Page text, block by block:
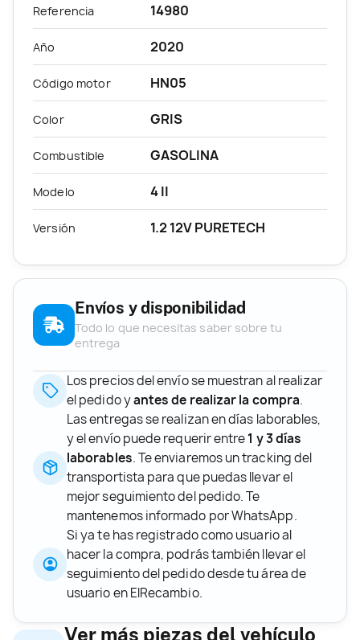
Referencia 14980
Año 2020
Código motor HN05
Color GRIS
Combustible GASOLINA
Modelo 4 II
Versión 1.2 12V PURETECH
Envíos y disponibilidad
Todo lo que necesitas saber sobre tu
entrega
Los precios del envío se muestran al realizar
el pedido yantes de realizar la compra.
Las entregas se realizan en días laborables,
y el envío puede requerir entre1 y 3 días
laborables. Te enviaremos un tracking del
transportista para que puedas llevar el
mejor seguimiento del pedido. Te
mantenemos informado por WhatsApp.
Si ya te has registrado como usuario al
hacer la compra, podrás también llevar el
seguimiento del pedido desde tu área de
usuario en ElRecambio.
Ver más piezas del vehículo